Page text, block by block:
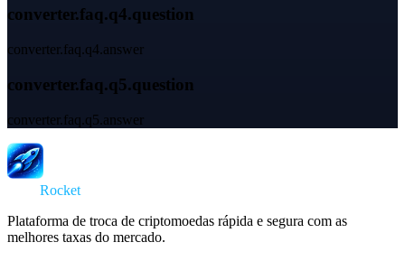
converter.faq.q4.question
converter.faq.q4.answer
converter.faq.q5.question
converter.faq.q5.answer
Rocket
Plataforma de troca de criptomoedas rápida e segura com as
melhores taxas do mercado.